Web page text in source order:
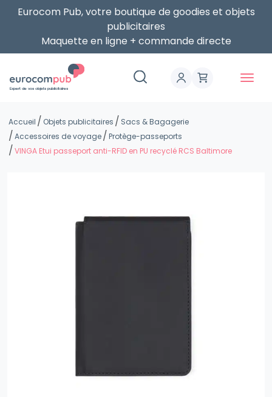
Eurocom Pub, votre boutique de goodies et objets
publicitaires
Maquette en ligne + commande directe
Expert de vos objets publicitaires
Accueil Objets publicitaires
Sacs & Bagagerie
Accessoires de voyage
Protège-passeports
VINGA Etui passeport anti-RFID en PU recyclé RCS Baltimore